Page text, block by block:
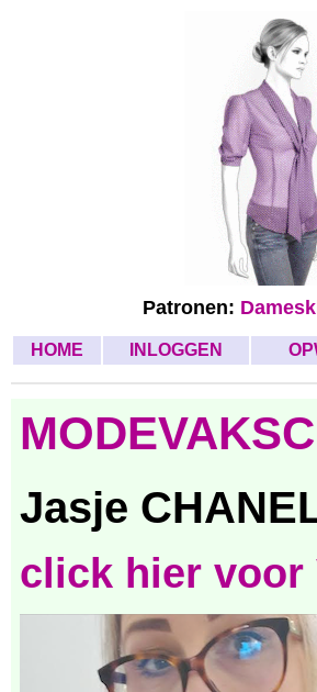
Patronen:
HOME INLOGGEN
Jasje
click hier voor